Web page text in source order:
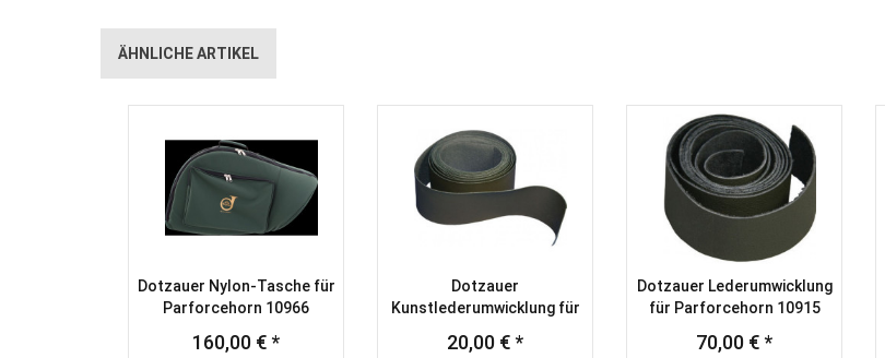
ÄHNLICHE ARTIKEL
Dotzauer Nylon-Tasche für
Parforcehorn 10966
160,00 € *
Dotzauer
Kunstlederumwicklung für
20,00 € *
Dotzauer Lederumwicklung
für Parforcehorn 10915
70,00 € *